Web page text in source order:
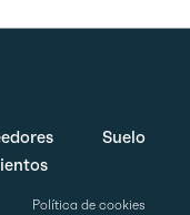
Suelo
Política de cookies